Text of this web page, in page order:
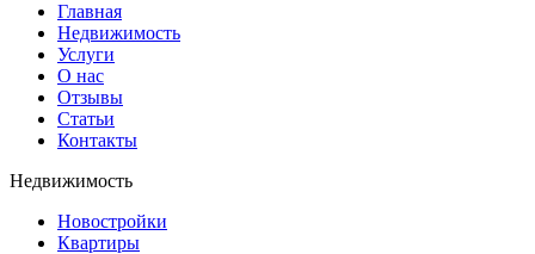
Главная
Недвижимость
Услуги
О нас
Отзывы
Статьи
Контакты
Недвижимость
Новостройки
Квартиры